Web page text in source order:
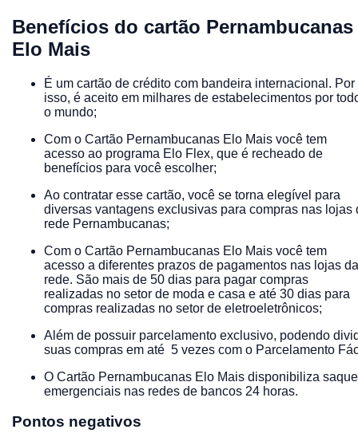
Benefícios do cartão Pernambucanas
Elo Mais
É um cartão de crédito com bandeira internacional. Por
isso, é aceito em milhares de estabelecimentos por
o mundo;
Com o Cartão Pernambucanas Elo Mais você tem
acesso ao programa Elo Flex, que é recheado de
benefícios para você escolher;
Ao contratar esse cartão, você se torna elegível para
diversas vantagens exclusivas para compras nas lojas
rede Pernambucanas;
Com o Cartão Pernambucanas Elo Mais você tem
acesso a diferentes prazos de pagamentos nas lojas da
rede. São mais de 50 dias para pagar compras
realizadas no setor de moda e casa e até 30 dias para
compras realizadas no setor de eletroeletrônicos;
Além de possuir parcelamento exclusivo, podendo
suas compras em até 5 vezes com o Parcelamento
O Cartão Pernambucanas Elo Mais disponibiliza
emergenciais nas redes de bancos 24 horas.
Pontos negativos